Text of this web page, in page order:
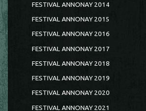
FESTIVAL ANNONAY 2014
FESTIVAL ANNONAY 2015
FESTIVAL ANNONAY 2016
FESTIVAL ANNONAY 2017
FESTIVAL ANNONAY 2018
FESTIVAL ANNONAY 2019
FESTIVAL ANNONAY 2020
FESTIVAL ANNONAY 2021